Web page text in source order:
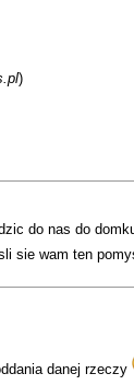
)
do nas do
wam ten
danej rzeczy